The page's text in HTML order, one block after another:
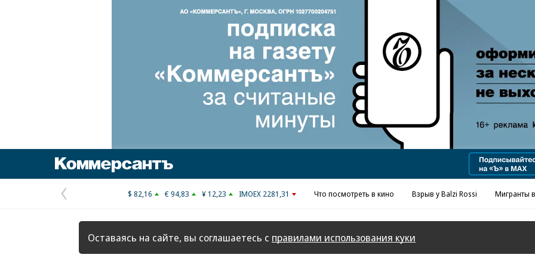
Реклама в «Ъ» www.kommersant.ru/ad
Предыдущая
страница
$ 82,16 € 94,83 ¥ 12,23 IMOEX 2281,31 Что посмотреть в кино Взрыв у Balzi Rossi Мигранты
Оставаясь на сайте, вы соглашаетесь с правилами использования куки